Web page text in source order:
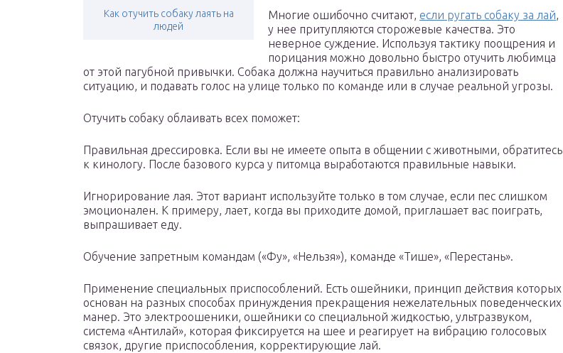
Как отучить собаку лаять на
людей
Многие ошибочно считают, если ругать собаку за лай,
у нее притупляются сторожевые качества. Это
неверное суждение. Используя тактику поощрения и
порицания можно довольно быстро отучить любимца
от этой пагубной привычки. Собака должна научиться правильно анализировать
ситуацию, и подавать голос на улице только по команде или в случае реальной угрозы.
Отучить собаку облаивать всех поможет:
Правильная дрессировка. Если вы не имеете опыта в общении с животными, обратитесь
к кинологу. После базового курса у питомца выработаются правильные навыки.
Игнорирование лая. Этот вариант используйте только в том случае, если пес слишком
эмоционален. К примеру, лает, когда вы приходите домой, приглашает вас поиграть,
выпрашивает еду.
Обучение запретным командам («Фу», «Нельзя»), команде «Тише», «Перестань».
Применение специальных приспособлений. Есть ошейники, принцип действия которых
основан на разных способах принуждения прекращения нежелательных поведенческих
манер. Это электроошеники, ошейники со специальной жидкостью, ультразвуком,
система «Антилай», которая фиксируется на шее и реагирует на вибрацию голосовых
связок, другие приспособления, корректирующие лай.